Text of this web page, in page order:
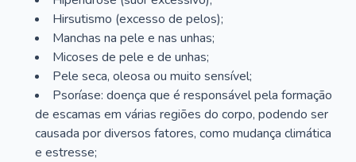
Hirsutismo (excesso de pelos);
Manchas na pele e nas unhas;
Micoses de pele e de unhas;
Pele seca, oleosa ou muito sensível;
Psoríase: doença que é responsável pela formação
de escamas em várias regiões do corpo, podendo ser
causada por diversos fatores, como mudança climática
e estresse;